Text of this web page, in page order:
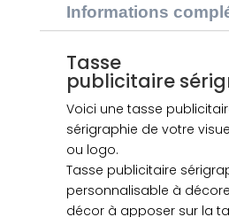
Informations
Tasse
publicitaire
Voici une tasse
sérigraphie de votre
ou logo.
Tasse publicitaire
personnalisable à
décor à apposer sur la